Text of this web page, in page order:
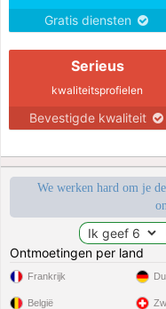
Gratis diensten
Serieus
kwaliteitsprofielen
Bevestigde kwaliteit
We werken hard om je
Ontmoetingen per land
Frankrijk
België